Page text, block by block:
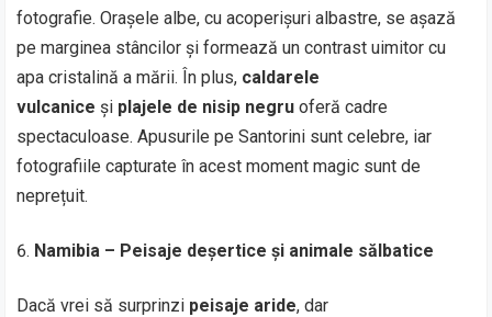
fotografie. Orașele albe, cu acoperișuri albastre, se așază
pe marginea stâncilor și formează un contrast uimitor cu
apa cristalină a mării. În plus, caldarele
vulcanice și plajele de nisip negru oferă cadre
spectaculoase. Apusurile pe Santorini sunt celebre, iar
fotografiile capturate în acest moment magic sunt de
neprețuit.
Namibia – Peisaje deșertice și animale sălbatice
Dacă vrei să surprinzi peisaje aride, dar